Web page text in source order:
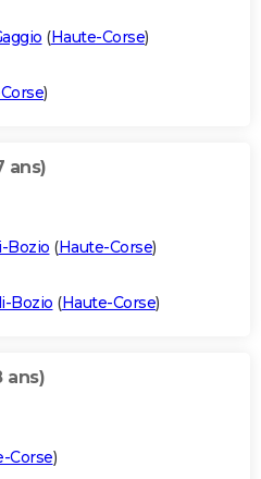
(Haute-Corse)
)
ans)
Bozio (Haute-Corse)
Bozio (Haute-Corse)
ans)
Corse)